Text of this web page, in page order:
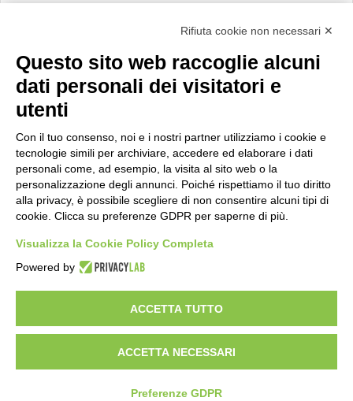
Importo netto (€):
Calcola
Scorporo IVA
Importo lordo (€):
Rifiuta cookie non necessari ✕
Questo sito web raccoglie alcuni
dati personali dei visitatori e
utenti
Con il tuo consenso, noi e i nostri partner utilizziamo i cookie e
tecnologie simili per archiviare, accedere ed elaborare i dati
personali come, ad esempio, la visita al sito web o la
personalizzazione degli annunci. Poiché rispettiamo il tuo diritto
alla privacy, è possibile scegliere di non consentire alcuni tipi di
cookie. Clicca su preferenze GDPR per saperne di più.
Visualizza la Cookie Policy Completa
Powered by
ACCETTA TUTTO
ACCETTA NECESSARI
Preferenze GDPR